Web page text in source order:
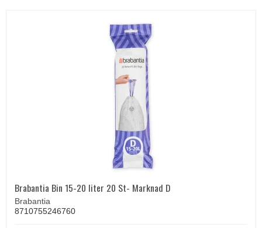
Brabantia Bin 15-20 liter 20 St- Marknad D
Brabantia
8710755246760